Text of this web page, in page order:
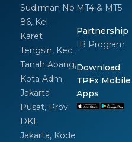
Sudirman No
86, Kel.
Karet
Tengsin, Kec.
Tanah Abang,
Kota Adm.
Jakarta
Pusat, Prov.
DKI
Jakarta, Kode
MT4 & MT5
Partnership
IB Program
Download
TPFx Mobile
Apps